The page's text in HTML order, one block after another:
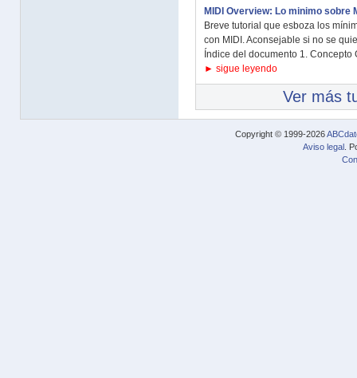
MIDI Overview: Lo minimo sobre
Breve tutorial que esboza los
con MIDI. Aconsejable si no se
Índice del documento 1. Concepto
► sigue leyendo
Ver más
Copyright © 1999-2026
Aviso legal .